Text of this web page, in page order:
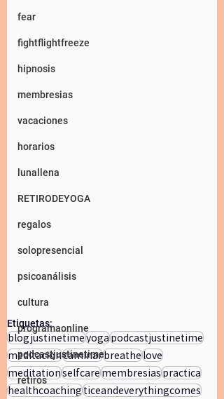
fear
fightflightfreeze
hipnosis
membresias
vacaciones
horarios
lunallena
RETIRODEYOGA
regalos
solopresencial
psicoanálisis
cultura
programaonline
podcastjustinetime
retiros
Etiquetas:
blogjustinetimeyogapodcastjustinetime
meditacioncaminarbreathelove
meditationselfcaremembresiaspractica
healthcoachingticeandeverythingcomes